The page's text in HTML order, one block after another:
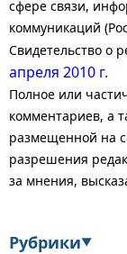
сфере связи,
коммуникаций
Свидетельство о
апреля 2010 г.
Полное или
комментариев, а
размещенной на
разрешения
за мнения,
Рубрики▼